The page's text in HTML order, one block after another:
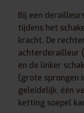
Bij een
tijdens het
kracht. De
achterderailleur
en de linker
(grote sprongen
geleidelijk, één
ketting soepel